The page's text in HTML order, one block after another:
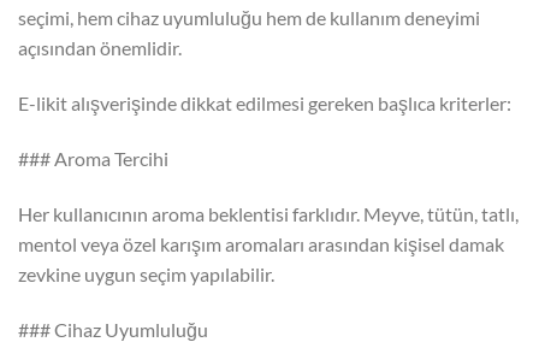
seçimi, hem cihaz uyumluluğu hem de kullanım deneyimi
açısından önemlidir.
E-likit alışverişinde dikkat edilmesi gereken başlıca kriterler:
### Aroma Tercihi
Her kullanıcının aroma beklentisi farklıdır. Meyve, tütün, tatlı,
mentol veya özel karışım aromaları arasından kişisel damak
zevkine uygun seçim yapılabilir.
### Cihaz Uyumluluğu